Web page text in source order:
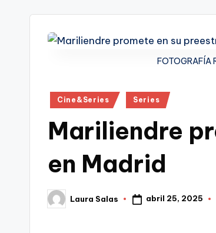
FOTOGRAFÍA
Publicado
Cine&Series Series
Mariliendre
en Madrid
Publicado
por
Laura Salas abril 25, 2025